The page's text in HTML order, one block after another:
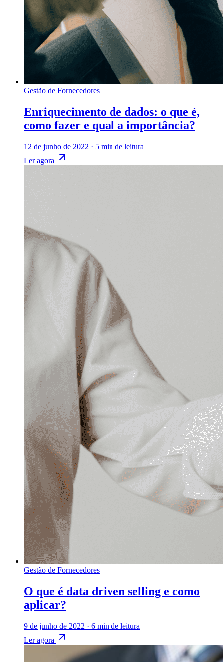
Gestão de Fornecedores
Enriquecimento de dados: o que é,
como fazer e qual a importância?
12 de junho de 2022 · 5 min de leitura
Ler agora
Gestão de Fornecedores
O que é data driven selling e como
aplicar?
9 de junho de 2022 · 6 min de leitura
Ler agora